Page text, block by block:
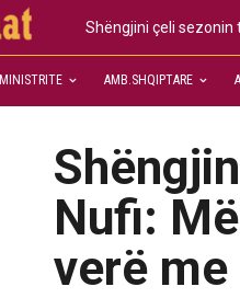
Shëngjini çeli
MINISTRITE AMB.SHQIPTARE
Nufi:
verë